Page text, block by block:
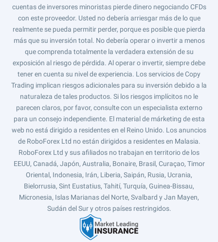
cuentas de inversores minoristas pierde dinero negociando CFDs
con este proveedor. Usted no debería arriesgar más de lo que
realmente se pueda permitir perder, porque es posible que pierda
más que su inversión total. No debería operar o invertir a menos
que comprenda totalmente la verdadera extensión de su
exposición al riesgo de pérdida. Al operar o invertir, siempre debe
tener en cuenta su nivel de experiencia. Los servicios de Copy
Trading implican riesgos adicionales para su inversión debido a la
naturaleza de tales productos. Si los riesgos implícitos no le
parecen claros, por favor, consulte con un especialista externo
para un consejo independiente. El material de márketing de esta
web no está dirigido a residentes en el Reino Unido. Los anuncios
de RoboForex Ltd no están dirigidos a residentes en Malasia.
RoboForex Ltd y sus afiliados no trabajan en territorio de los
EEUU, Canadá, Japón, Australia, Bonaire, Brasil, Curaçao, Timor
Oriental, Indonesia, Irán, Liberia, Saipán, Rusia, Ucrania,
Bielorrusia, Sint Eustatius, Tahití, Turquía, Guinea-Bissau,
Micronesia, Islas Marianas del Norte, Svalbard y Jan Mayen,
Sudán del Sur y otros países restringidos.